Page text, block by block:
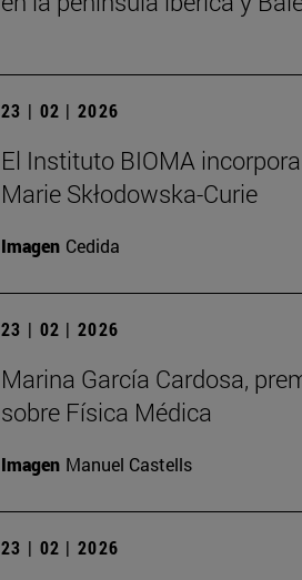
23 | 02 | 2026
El Instituto BIOMA
Marie Skłodowska-Curie
Imagen Cedida
23 | 02 | 2026
Marina García Cardosa,
sobre Física Médica
Imagen Manuel Castells
23 | 02 | 2026